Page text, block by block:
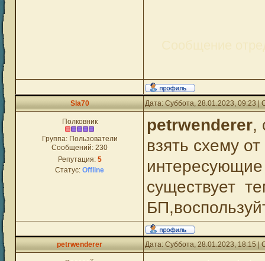
Sla70 Дата: Суббота, 28.01.2023, 09:23
Полковник
Группа: Пользователи
Сообщений: 230
Репутация: 5
Статус: Offline
petrwenderer,
взять схему
существует
petrwenderer Дата: Суббота, 28.01.2023, 18:15